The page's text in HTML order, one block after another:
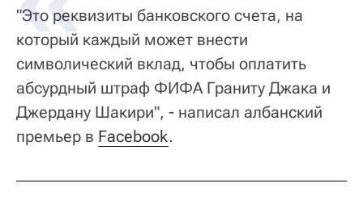
"Это реквизиты банковского счета, на
который каждый может внести
символический вклад, чтобы оплатить
абсурдный штраф ФИФА Граниту Джака и
Джердану Шакири", - написал албанский
премьер в Facebook.